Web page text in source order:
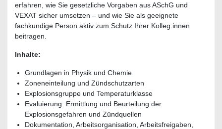
erfahren, wie Sie gesetzliche Vorgaben aus ASchG und
VEXAT sicher umsetzen – und wie Sie als geeignete
fachkundige Person aktiv zum Schutz Ihrer Kolleg:innen
beitragen.
Inhalte:
Grundlagen in Physik und Chemie
Zoneneinteilung und Zündschutzarten
Explosionsgruppe und Temperaturklasse
Evaluierung: Ermittlung und Beurteilung der
Explosionsgefahren und Zündquellen
Dokumentation, Arbeitsorganisation, Arbeitsfreigaben,